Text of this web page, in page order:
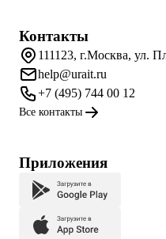
Контакты
111123, г.Москва, ул.
help@urait.ru
+7 (495) 744 00 12
Все контакты
Приложения